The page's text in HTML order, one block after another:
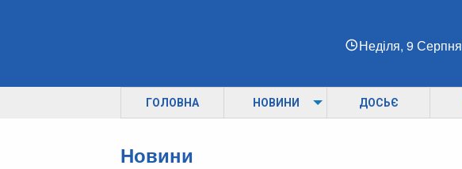
Неділя, 9 Серпня
ГОЛОВНА НОВИНИ ДОСЬЄ
Новини